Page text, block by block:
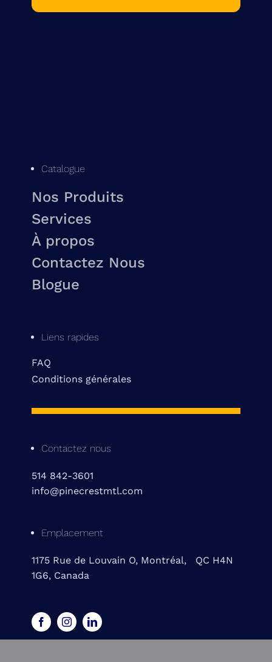
Catalogue
Nos Produits
Services
À propos
Contactez Nous
Blogue
Liens rapides
FAQ
Conditions générales
Contactez nous
514 842-3601
info@pinecrestmtl.com
Emplacement
1175 Rue de Louvain O, Montréal, QC H4N
1G6, Canada